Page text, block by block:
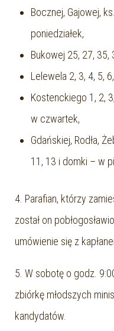
Bocznej, Gajowej,
poniedziałek,
Bukowej 25, 27,
Lelewela 2, 3, 4, 5,
Kostenckiego 1, 2,
w czwartek,
Gdańskiej, Rodła,
11, 13 i domki – w
4. Parafian, którzy
został on
umówienie się z
5. W sobotę o godz.
zbiórkę młodszych
kandydatów.